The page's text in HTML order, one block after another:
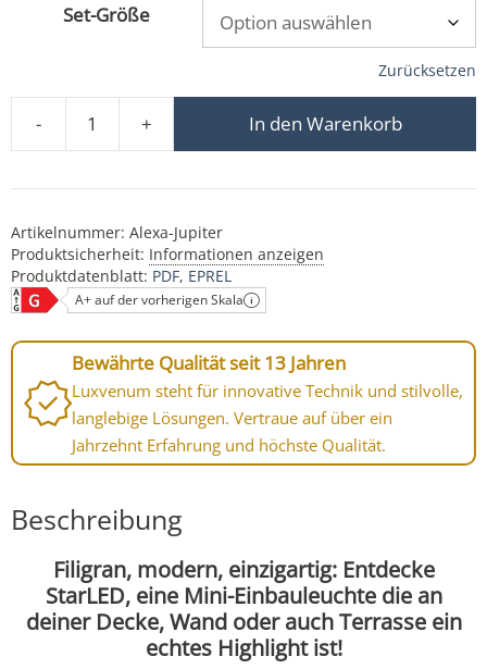
Set-Größe
Zurücksetzen
-
230V Alexa-Set | Mini-Einbaustrahler StarLED Jupiter
+ In den Warenkorb
Artikelnummer: Alexa-Jupiter
Produktsicherheit: Informationen anzeigen
Produktdatenblatt: PDF EPREL
A+ auf der vorherigen Skala
Bewährte Qualität seit 13 Jahren
Luxvenum steht für innovative Technik und stilvolle,
langlebige Lösungen. Vertraue auf über ein
Jahrzehnt Erfahrung und höchste Qualität.
Beschreibung
Filigran, modern, einzigartig: Entdecke
StarLED, eine Mini-Einbauleuchte die an
deiner Decke, Wand oder auch Terrasse ein
echtes Highlight ist!